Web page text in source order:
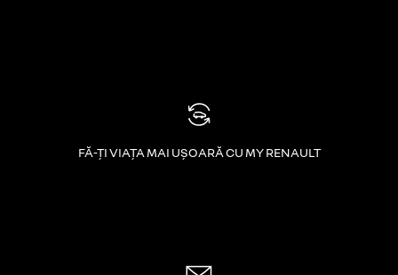
FĂ-ȚI VIAȚA MAI UȘOARĂ CU MY RENAULT